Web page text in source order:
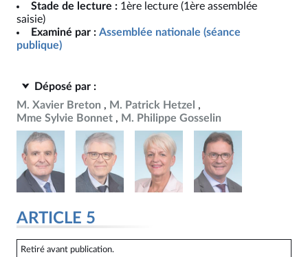
Stade de lecture : 1ère lecture (1ère assemblée
saisie)
Examiné par : Assemblée nationale (séance
publique)
Déposé par :
M. Xavier Breton
M. Patrick Hetzel
Mme Sylvie Bonnet
M. Philippe Gosselin
ARTICLE 5
Retiré avant publication.